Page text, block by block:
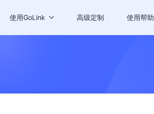
使用GoLink 高级定制 使用帮助